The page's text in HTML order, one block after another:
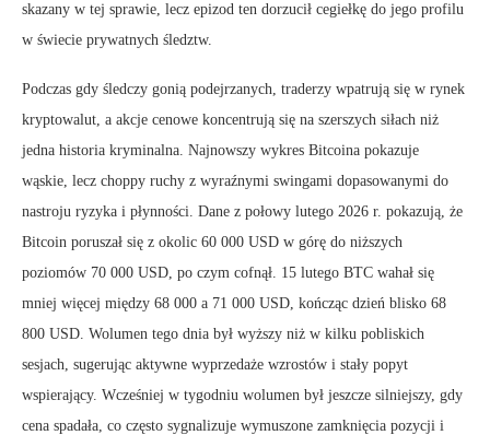
skazany w tej sprawie, lecz epizod ten dorzucił cegiełkę do jego profilu
w świecie prywatnych śledztw.
Podczas gdy śledczy gonią podejrzanych, traderzy wpatrują się w rynek
kryptowalut, a akcje cenowe koncentrują się na szerszych siłach niż
jedna historia kryminalna. Najnowszy wykres Bitcoina pokazuje
wąskie, lecz choppy ruchy z wyraźnymi swingami dopasowanymi do
nastroju ryzyka i płynności. Dane z połowy lutego 2026 r. pokazują, że
Bitcoin poruszał się z okolic 60 000 USD w górę do niższych
poziomów 70 000 USD, po czym cofnął. 15 lutego BTC wahał się
mniej więcej między 68 000 a 71 000 USD, kończąc dzień blisko 68
800 USD. Wolumen tego dnia był wyższy niż w kilku pobliskich
sesjach, sugerując aktywne wyprzedaże wzrostów i stały popyt
wspierający. Wcześniej w tygodniu wolumen był jeszcze silniejszy, gdy
cena spadała, co często sygnalizuje wymuszone zamknięcia pozycji i